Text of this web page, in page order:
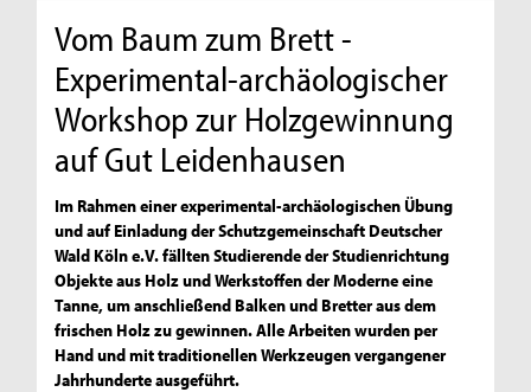
Vom Baum zum Brett -
Experimental-archäologischer
Workshop zur Holzgewinnung
auf Gut Leidenhausen
Im Rahmen einer experimental-archäologischen Übung
und auf Einladung der Schutzgemeinschaft Deutscher
Wald Köln e.V. fällten Studierende der Studienrichtung
Objekte aus Holz und Werkstoffen der Moderne eine
Tanne, um anschließend Balken und Bretter aus dem
frischen Holz zu gewinnen. Alle Arbeiten wurden per
Hand und mit traditionellen Werkzeugen vergangener
Jahrhunderte ausgeführt.